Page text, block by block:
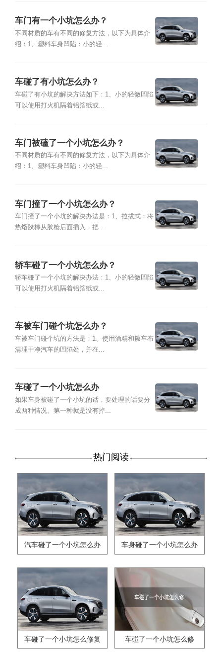
车门有一个小坑怎么办？
不同材质的车有不同的修复方法，以下为具体介
绍：1、塑料车身凹陷：小的轻...
车碰了有小坑怎么办？
车碰了有小坑的解决方法如下：1、小的轻微凹陷
可以使用打火机隔着铝箔纸或...
车门被磕了一个小坑怎么办？
不同材质的车有不同的修复方法，以下为具体介
绍：1、塑料车身凹陷：小的轻...
车门撞了一个小坑怎么办？
车门撞了一个小坑的解决办法是：1、拉拔式：将
热熔胶棒从胶枪后面插入，把...
轿车碰了一个小坑怎么办？
轿车碰了一个小坑的解决办法：1、小的轻微凹陷
可以使用打火机隔着铝箔纸或...
车被车门碰个坑怎么办？
车被车门碰个坑的方法是：1、使用酒精和擦车布
清理干净汽车的凹陷处，并在...
车碰了一个小坑怎么办
如果车身被碰了一个小坑的话，要处理的话要分
成两种情况。第一种就是没有掉...
热门阅读
汽车碰了一个小坑怎么办 车身碰了一个小坑怎么办
车碰了一个小坑怎么修复 车碰了一个小坑怎么修